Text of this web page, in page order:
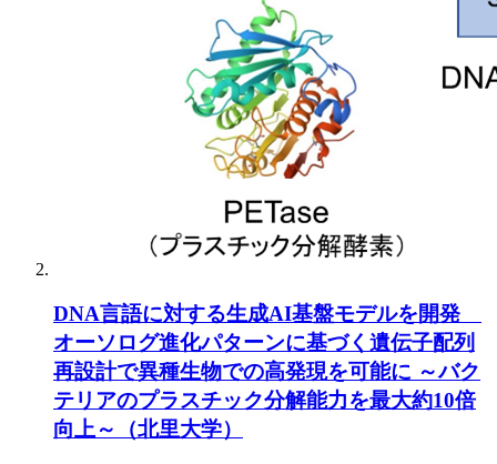
DNA言語に対する生成AI基盤モデルを開発
オーソログ進化パターンに基づく遺伝子配列
再設計で異種生物での高発現を可能に ～バク
テリアのプラスチック分解能力を最大約10倍
向上～（北里大学）